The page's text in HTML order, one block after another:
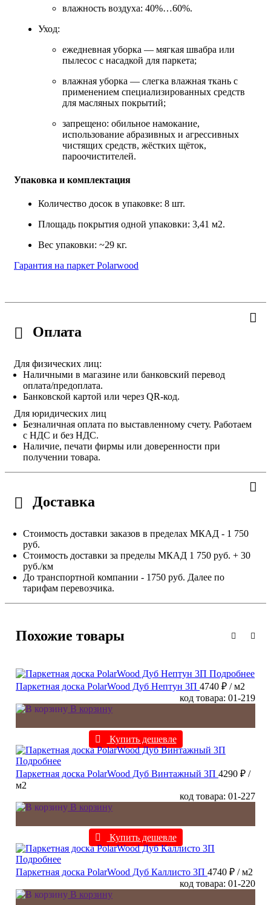
влажность воздуха: 40%…60%.
Уход:
ежедневная уборка — мягкая швабра или
пылесос с насадкой для паркета;
влажная уборка — слегка влажная ткань с
применением специализированных средств
для масляных покрытий;
запрещено: обильное намокание,
использование абразивных и агрессивных
чистящих средств, жёстких щёток,
пароочистителей.
Упаковка и комплектация
Количество досок в упаковке: 8 шт.
Площадь покрытия одной упаковки: 3,41 м2.
Вес упаковки: ~29 кг.
Гарантия на паркет Polarwood
Оплата
Для физических лиц:
Наличными в магазине или банковский перевод
оплата/предоплата.
Банковской картой или через QR-код.
Для юридических лиц
Безналичная оплата по выставленному счету. Работаем
с НДС и без НДС.
Наличие, печати фирмы или доверенности при
получении товара.
Доставка
Стоимость доставки заказов в пределах МКАД - 1 750
руб.
Стоимость доставки за пределы МКАД 1 750 руб. + 30
руб./км
До транспортной компании - 1750 руб. Далее по
тарифам перевозчика.
Похожие товары
Подробнее
Паркетная доска PolarWood Дуб Нептун 3П 4740 ₽ / м2
код товара: 01-219
В корзину
Купить дешевле
Подробнее
Паркетная доска PolarWood Дуб Винтажный 3П 4290 ₽ /
м2
код товара: 01-227
В корзину
Купить дешевле
Подробнее
Паркетная доска PolarWood Дуб Каллисто 3П 4740 ₽ / м2
код товара: 01-220
В корзину